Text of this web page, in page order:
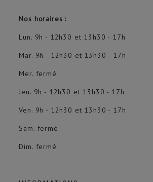
Nos horaires :
Lun. 9h - 12h30 et 13h30 - 17h
Mar. 9h - 12h30 et 13h30 - 17h
Mer. fermé
Jeu. 9h - 12h30 et 13h30 - 17h
Ven. 9h - 12h30 et 13h30 - 17h
Sam. fermé
Dim. fermé